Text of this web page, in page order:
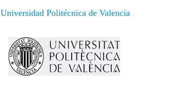
Universidad Politécnica de Valencia